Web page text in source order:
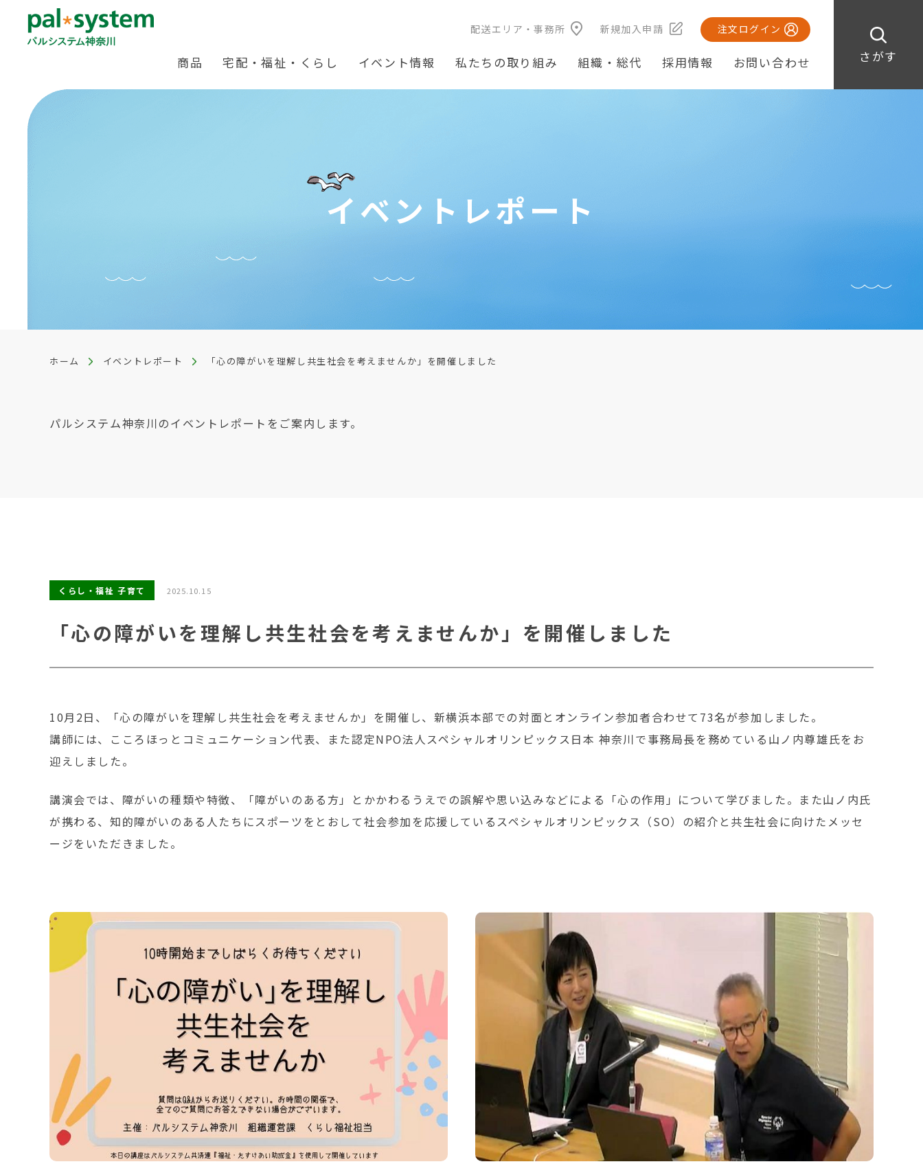
さがす
配送エリア・事務所 新規加入申請 注文ログイン
商品 宅配・福祉・くらし イベント情報 私たちの取り組み 組織・総代 採用情報 お問い合わせ
イベントレポート
ホーム イベントレポート 「心の障がいを理解し共生社会を考えませんか」を開催しました
パルシステム神奈川のイベントレポートをご案内します。
くらし・福祉 子育て 2025.10.15
「心の障がいを理解し共生社会を考えませんか」を開催しました
10月2日、「心の障がいを理解し共生社会を考えませんか」を開催し、新横浜本部での対面とオンライン参加者合わせて73名が参加しました。
講師には、こころほっとコミュニケーション代表、また認定NPO法人スペシャルオリンピックス日本 神奈川で事務局長を務めている山ノ内尊雄氏をお
迎えしました。
講演会では、障がいの種類や特徴、「障がいのある方」とかかわるうえでの誤解や思い込みなどによる「心の作用」について学びました。また山ノ内氏
が携わる、知的障がいのある人たちにスポーツをとおして社会参加を応援しているスペシャルオリンピックス（SO）の紹介と共生社会に向けたメッセ
ージをいただきました。